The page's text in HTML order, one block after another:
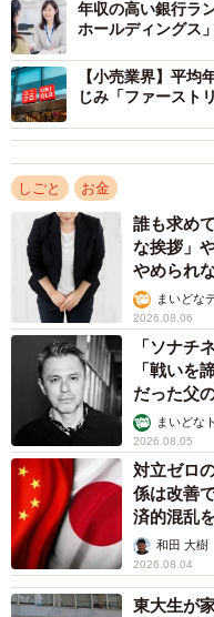
ざまな課題の解決を目指
ント固有の企業風土や価
画・実行支援まで総合的
【4位：三菱総合研究所
シンクタンク、コンサル
ップで提供する企業です
総合力で付加価値の高
なプロフェッショナル
す。
【5位：山田コンサル
幅広い分野で高度な専
ルティング、ITサービス
する企業です。経営戦略
トに対して包括的で柔
課題に対処するための
います。
◇ ◇
年収の高い銀行ラ
ホールディングス
【小売業界】平
じみ「ファースト
しごと お金
誰も求め
な挨拶」
やめられ
まいどな
2026.08.06
「ソナチ
「戦いを
だった父
まいどな
2026.08.05
対立ゼロ
係は改善
済的混乱
和田 大樹
2026.08.04
東大生が